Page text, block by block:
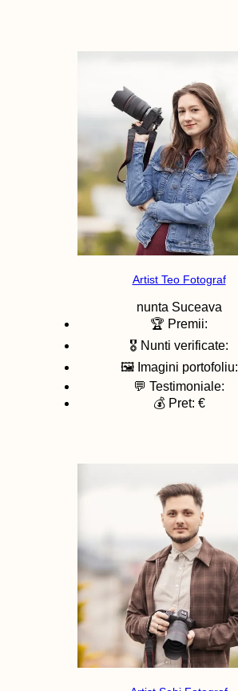
Artist Teo Fotograf
nunta Suceava
🏆 Premii:
🎖️ Nunti verificate:
🖼️ Imagini portofoliu:
💬 Testimoniale:
💰 Pret: €